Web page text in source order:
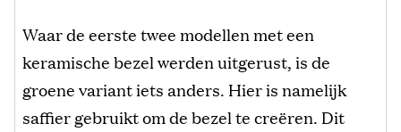
Waar de eerste twee modellen met een
keramische bezel werden uitgerust, is de
groene variant iets anders. Hier is namelijk
saffier gebruikt om de bezel te creëren. Dit